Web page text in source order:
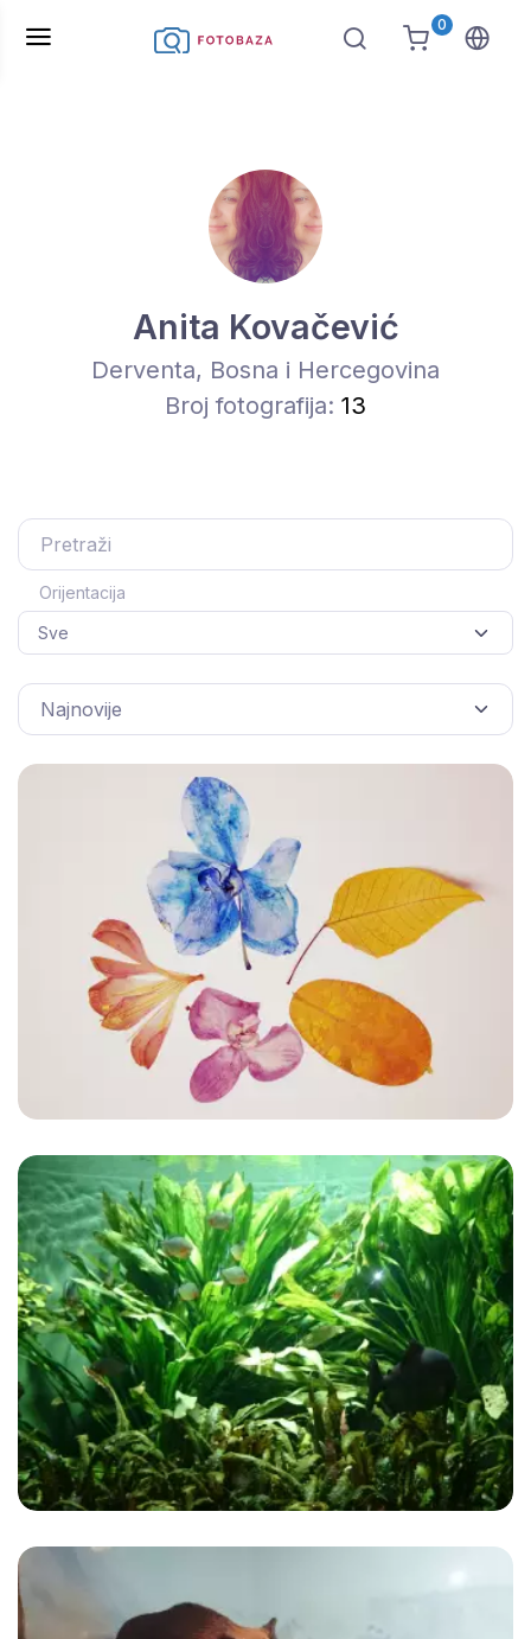
0
Anita Kovačević
Derventa, Bosna i Hercegovina
Broj fotografija: 13
Orijentacija